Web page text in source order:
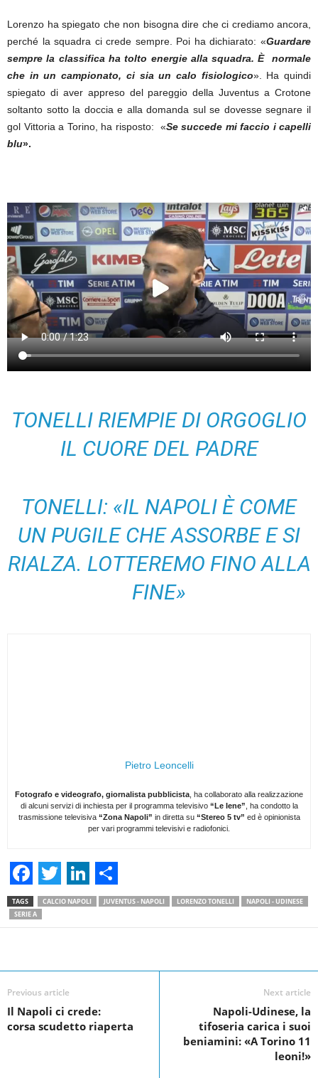
Lorenzo ha spiegato che non bisogna dire che ci crediamo ancora,
perché la squadra ci crede sempre. Poi ha dichiarato: «Guardare
sempre la classifica ha tolto energie alla squadra. È normale
che in un campionato, ci sia un calo fisiologico». Ha quindi
spiegato di aver appreso del pareggio della Juventus a Crotone
soltanto sotto la doccia e alla domanda sul se dovesse segnare il
gol Vittoria a Torino, ha risposto: «Se succede mi faccio i capelli
blu».
TONELLI RIEMPIE DI ORGOGLIO
IL CUORE DEL PADRE
TONELLI: «IL NAPOLI È COME
UN PUGILE CHE ASSORBE E SI
RIALZA. LOTTEREMO FINO ALLA
FINE»
Pietro Leoncelli
Fotografo e videografo, giornalista pubblicista , ha collaborato alla realizzazione
di alcuni servizi di inchiesta per il programma televisivo “Le Iene” , ha condotto la
trasmissione televisiva “Zona Napoli” in diretta su “Stereo 5 tv” ed è opinionista
per vari programmi televisivi e radiofonici.
F
a
e
b
o
o
T
w
t
t
e
r
L
k
e
d
I
S
r
TAGS CALCIO NAPOLI JUVENTUS - NAPOLI LORENZO TONELLI
NAPOLI - UDINESE
SERIE A
Previous article
Il Napoli ci crede:
corsa scudetto riaperta
Next article
Napoli-Udinese, la
tifoseria carica i suoi
beniamini: «A Torino 11
leoni!»